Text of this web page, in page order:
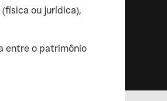
ou jurídica),
entre o patrimônio